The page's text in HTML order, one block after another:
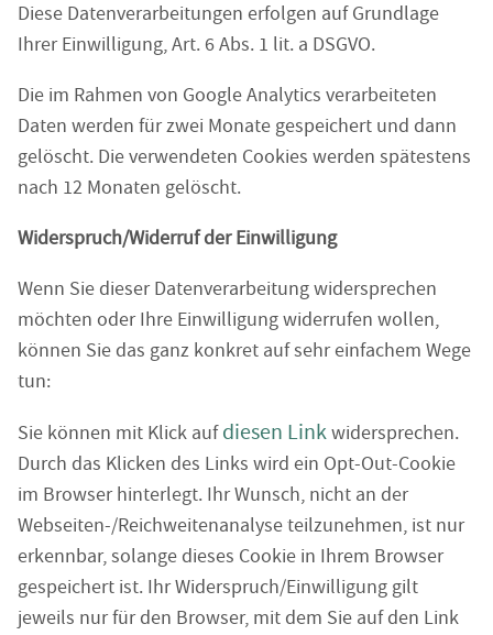
Diese Datenverarbeitungen erfolgen auf Grundlage
Ihrer Einwilligung, Art. 6 Abs. 1 lit. a DSGVO.
Die im Rahmen von Google Analytics verarbeiteten
Daten werden für zwei Monate gespeichert und dann
gelöscht. Die verwendeten Cookies werden spätestens
nach 12 Monaten gelöscht.
Widerspruch/Widerruf der Einwilligung
Wenn Sie dieser Datenverarbeitung widersprechen
möchten oder Ihre Einwilligung widerrufen wollen,
können Sie das ganz konkret auf sehr einfachem Wege
tun:
Sie können mit Klick aufdiesen Linkwidersprechen.
Durch das Klicken des Links wird ein Opt-Out-Cookie
im Browser hinterlegt. Ihr Wunsch, nicht an der
Webseiten-/Reichweitenanalyse teilzunehmen, ist nur
erkennbar, solange dieses Cookie in Ihrem Browser
gespeichert ist. Ihr Widerspruch/Einwilligung gilt
jeweils nur für den Browser, mit dem Sie auf den Link